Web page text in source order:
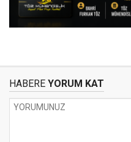
HABERE YORUM KAT